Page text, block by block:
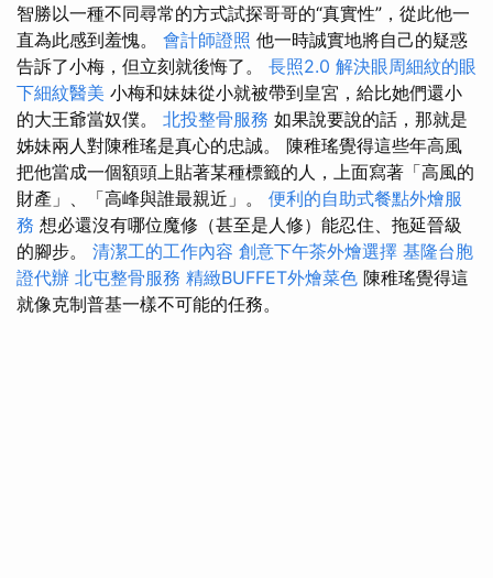
智勝以一種不同尋常的方式試探哥哥的“真實性”，從此他一
直為此感到羞愧。 會計師證照 他一時誠實地將自己的疑惑
告訴了小梅，但立刻就後悔了。 長照2.0 解決眼周細紋的眼
下細紋醫美 小梅和妹妹從小就被帶到皇宮，給比她們還小
的大王爺當奴僕。 北投整骨服務 如果說要說的話，那就是
姊妹兩人對陳稚瑤是真心的忠誠。 陳稚瑤覺得這些年高風
把他當成一個額頭上貼著某種標籤的人，上面寫著「高風的
財產」、「高峰與誰最親近」。 便利的自助式餐點外燴服
務 想必還沒有哪位魔修（甚至是人修）能忍住、拖延晉級
的腳步。 清潔工的工作內容 創意下午茶外燴選擇 基隆台胞
證代辦 北屯整骨服務 精緻BUFFET外燴菜色 陳稚瑤覺得這
就像克制普基一樣不可能的任務。